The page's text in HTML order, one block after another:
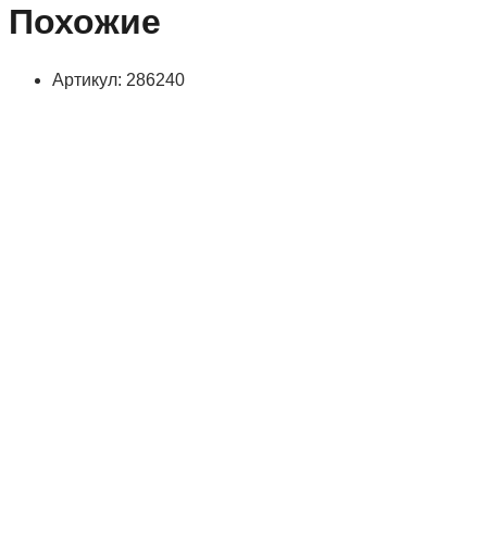
Похожие
Артикул: 286240